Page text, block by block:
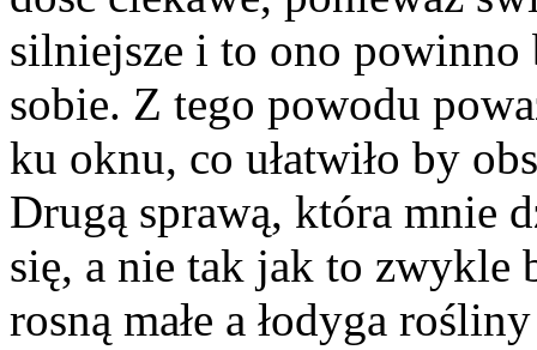
silniejsze i to ono
sobie. Z tego powodu
ku oknu, co ułatwiło by
Drugą sprawą, która mnie
się, a nie tak jak to zwykle
rosną małe a łodyga